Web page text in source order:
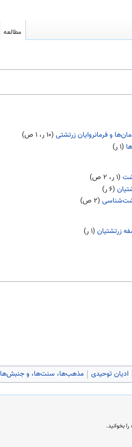
و فرمانروایان زرتشتی (۱۰ ر، ۱ ص)
(۱ ر)
(۱ ر، ۲ ص)
(۶ ر)
(۲ ص)
زرتشتیان (۱ ر)
ادیان توحیدی مذهب‌ها، سنت‌ها، و جنبش‌ها
مطالعه
بخوانید.